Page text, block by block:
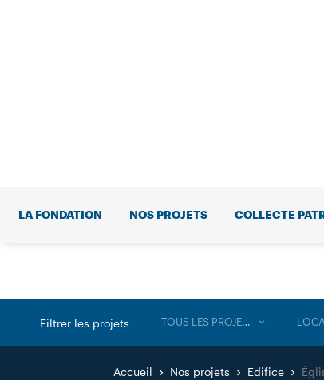
LA FONDATION NOS PROJETS COLLECTE
Filtrer les projets TOUS LES PROJETS
Accueil Nos projets Édifice